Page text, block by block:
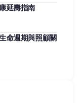
延壽指南
命週期與照顧關